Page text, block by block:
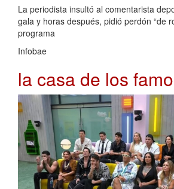
La periodista insultó al comentarista
gala y horas después, pidió perdón “de
programa
Infobae
la casa de los